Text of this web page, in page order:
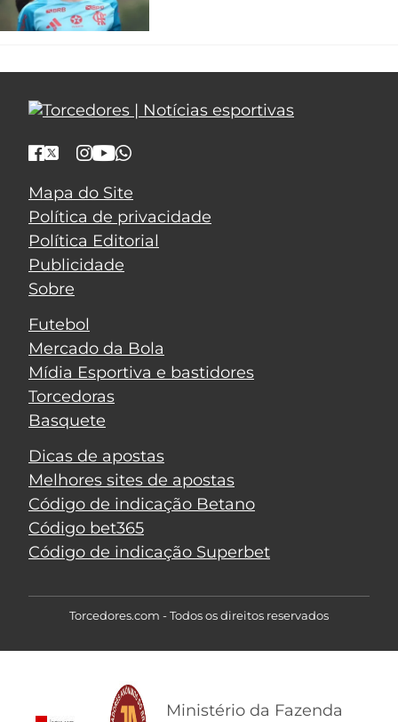
Mapa do Site
Política de privacidade
Política Editorial
Publicidade
Sobre
Futebol
Mercado da Bola
Mídia Esportiva e bastidores
Torcedoras
Basquete
Dicas de apostas
Melhores sites de apostas
Código de indicação Betano
Código bet365
Código de indicação Superbet
Torcedores.com - Todos os direitos reservados
Ministério da Fazenda